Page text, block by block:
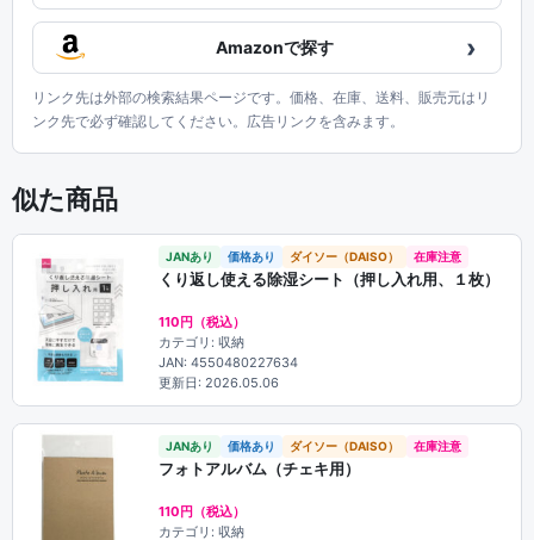
Amazonで探す ›
リンク先は外部の検索結果ページです。価格、在庫、送料、販売元はリ
ンク先で必ず確認してください。広告リンクを含みます。
似た商品
JANあり 価格あり ダイソー（DAISO） 在庫注意
くり返し使える除湿シート（押し入れ用、１枚）
110円（税込）
カテゴリ: 収納
JAN: 4550480227634
更新日: 2026.05.06
JANあり 価格あり ダイソー（DAISO） 在庫注意
フォトアルバム（チェキ用）
110円（税込）
カテゴリ: 収納